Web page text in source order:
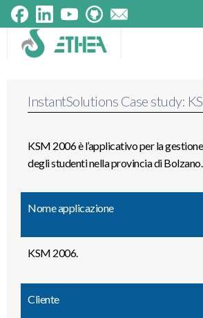
Prodotti
Testimonials
Tecnologie
InstantSolutions Case study:
KSM 2006 è l’applicativo per la
degli studenti nella provincia di Bolzano.
Nome applicazione
KSM 2006.
Cliente